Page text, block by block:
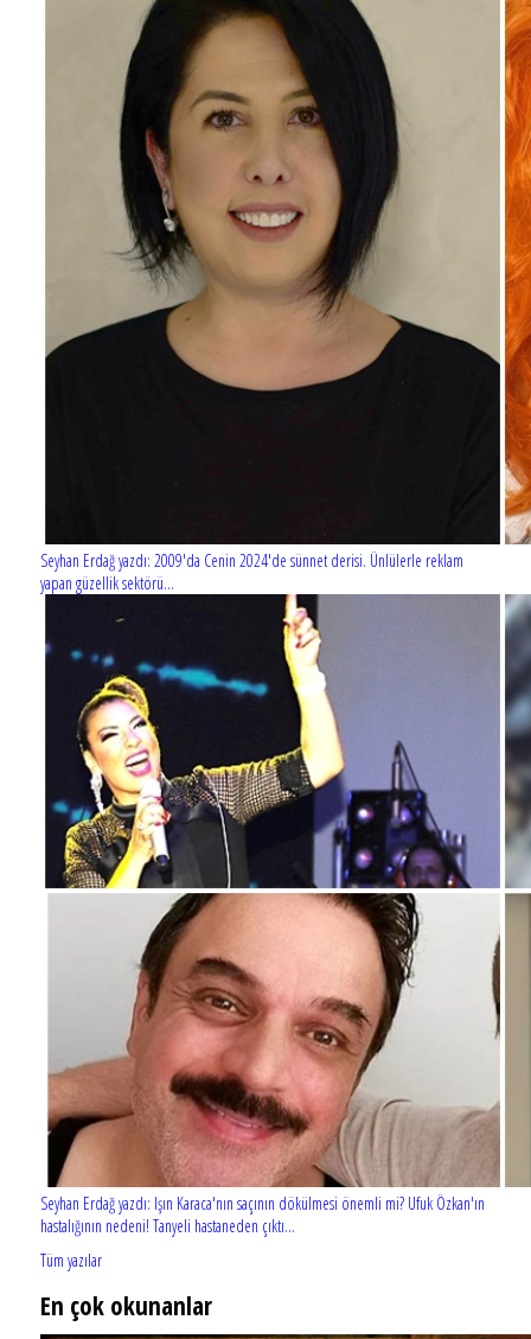
Seyhan Erdağ yazdı: 2009'da Cenin 2024'de sünnet derisi. Ünlülerle reklam
yapan güzellik sektörü...
Seyhan Erdağ yazdı: Işın Karaca'nın saçının dökülmesi önemli mi? Ufuk Özkan'ın
hastalığının nedeni! Tanyeli hastaneden çıktı...
Tüm yazılar
En çok okunanlar